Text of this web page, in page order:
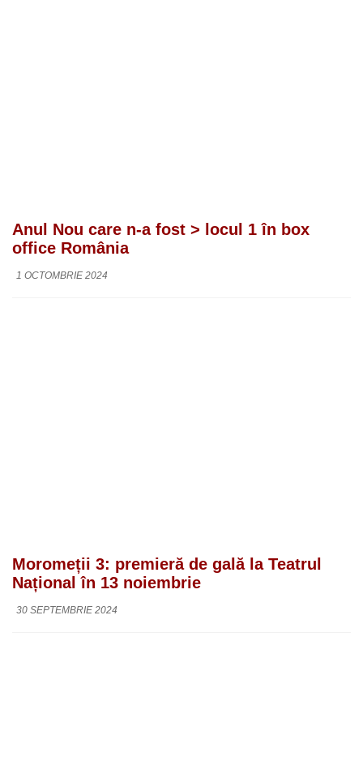
Anul Nou care n-a fost > locul 1 în box
office România
1 OCTOMBRIE 2024
Moromeții 3: premieră de gală la Teatrul
Național în 13 noiembrie
30 SEPTEMBRIE 2024